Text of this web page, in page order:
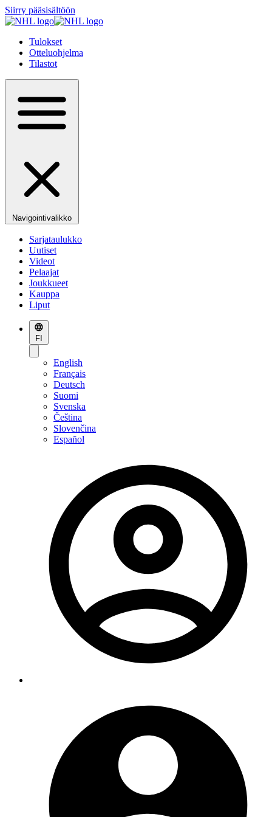
Siirry pääsisältöön
Tulokset
Otteluohjelma
Tilastot
Navigointivalikko
Sarjataulukko
Uutiset
Videot
Pelaajat
Joukkueet
Kauppa
Liput
FI
English
Français
Deutsch
Suomi
Svenska
Čeština
Slovenčina
Español